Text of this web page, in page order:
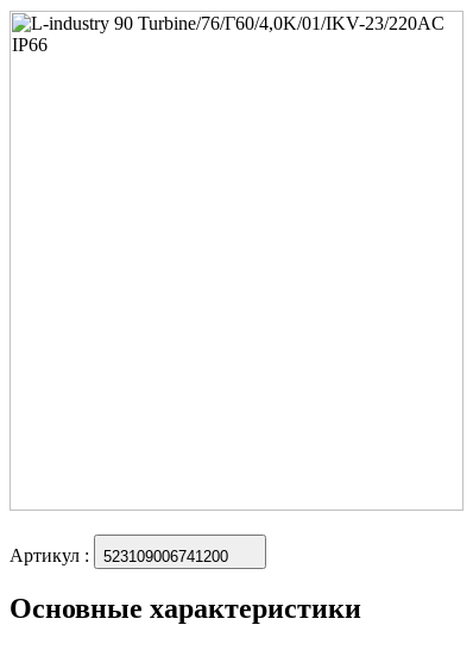
Артикул : 523109006741200
Основные характеристики